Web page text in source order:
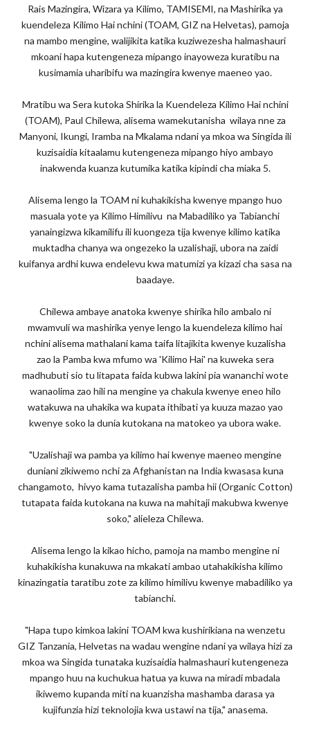
Rais Mazingira, Wizara ya Kilimo, TAMISEMI, na Mashirika ya
kuendeleza Kilimo Hai nchini (TOAM, GIZ na Helvetas), pamoja
na mambo mengine, walijikita katika kuziwezesha halmashauri
mkoani hapa kutengeneza mipango inayoweza kuratibu na
kusimamia uharibifu wa mazingira kwenye maeneo yao.
Mratibu wa Sera kutoka Shirika la Kuendeleza Kilimo Hai nchini
(TOAM), Paul Chilewa, alisema wamekutanisha wilaya nne za
Manyoni, Ikungi, Iramba na Mkalama ndani ya mkoa wa Singida ili
kuzisaidia kitaalamu kutengeneza mipango hiyo ambayo
inakwenda kuanza kutumika katika kipindi cha miaka 5.
Alisema lengo la TOAM ni kuhakikisha kwenye mpango huo
masuala yote ya Kilimo Himilivu na Mabadiliko ya Tabianchi
yanaingizwa kikamilifu ili kuongeza tija kwenye kilimo katika
muktadha chanya wa ongezeko la uzalishaji, ubora na zaidi
kuifanya ardhi kuwa endelevu kwa matumizi ya kizazi cha sasa na
baadaye.
Chilewa ambaye anatoka kwenye shirika hilo ambalo ni
mwamvuli wa mashirika yenye lengo la kuendeleza kilimo hai
nchini alisema mathalani kama taifa litajikita kwenye kuzalisha
zao la Pamba kwa mfumo wa 'Kilimo Hai' na kuweka sera
madhubuti sio tu litapata faida kubwa lakini pia wananchi wote
wanaolima zao hili na mengine ya chakula kwenye eneo hilo
watakuwa na uhakika wa kupata ithibati ya kuuza mazao yao
kwenye soko la dunia kutokana na matokeo ya ubora wake.
"Uzalishaji wa pamba ya kilimo hai kwenye maeneo mengine
duniani zikiwemo nchi za Afghanistan na India kwasasa kuna
changamoto, hivyo kama tutazalisha pamba hii (Organic Cotton)
tutapata faida kutokana na kuwa na mahitaji makubwa kwenye
soko," alieleza Chilewa.
Alisema lengo la kikao hicho, pamoja na mambo mengine ni
kuhakikisha kunakuwa na mkakati ambao utahakikisha kilimo
kinazingatia taratibu zote za kilimo himilivu kwenye mabadiliko ya
tabianchi.
"Hapa tupo kimkoa lakini TOAM kwa kushirikiana na wenzetu
GIZ Tanzania, Helvetas na wadau wengine ndani ya wilaya hizi za
mkoa wa Singida tunataka kuzisaidia halmashauri kutengeneza
mpango huu na kuchukua hatua ya kuwa na miradi mbadala
ikiwemo kupanda miti na kuanzisha mashamba darasa ya
kujifunzia hizi teknolojia kwa ustawi na tija," anasema.